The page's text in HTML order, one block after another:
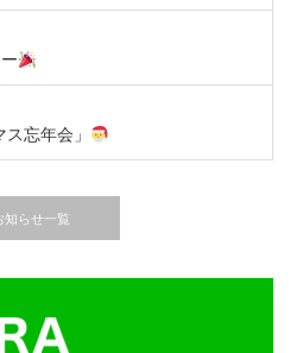
忘年会」
知らせ一覧